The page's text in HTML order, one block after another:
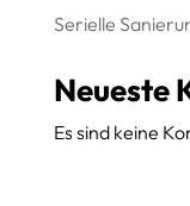
Serielle
Neueste
Es sind keine